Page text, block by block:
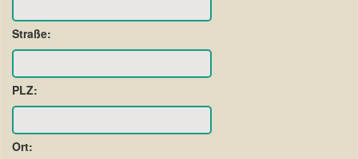
Straße:
PLZ:
Ort: